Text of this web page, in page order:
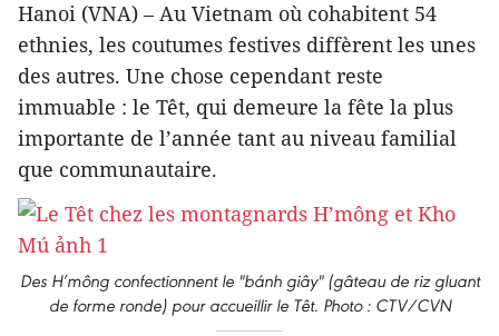
Hanoi (VNA) – Au Vietnam où cohabitent 54
ethnies, les coutumes festives diffèrent les unes
des autres. Une chose cependant reste
immuable : le Têt, qui demeure la fête la plus
importante de l’année tant au niveau familial
que communautaire.
Des H’mông confectionnent le "bánh giây" (gâteau de riz gluant
de forme ronde) pour accueillir le Têt. Photo : CTV/CVN